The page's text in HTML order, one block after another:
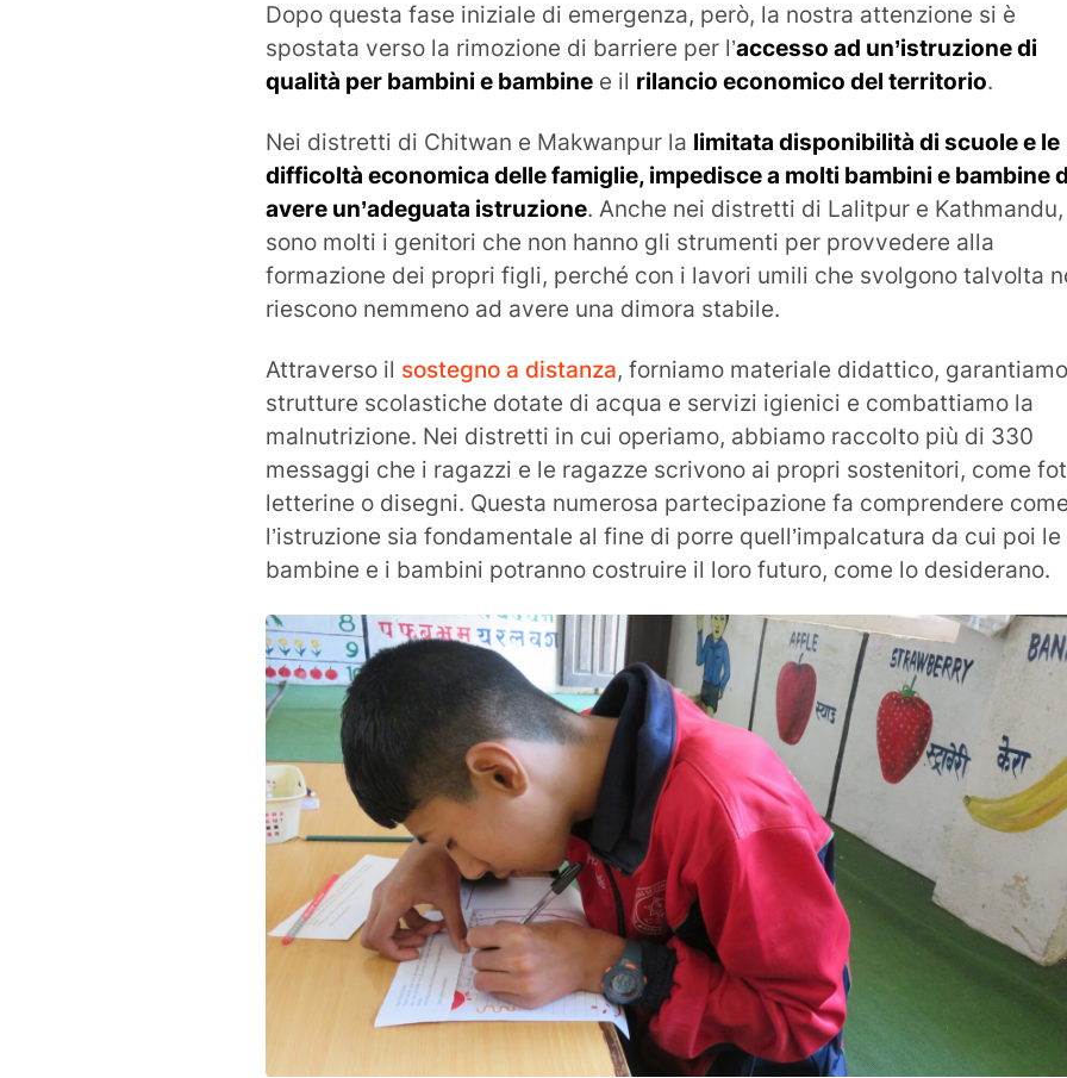
Dopo questa fase iniziale di emergenza, però, la nostra attenzione si è
spostata verso la rimozione di barriere per l’accesso ad un’istruzione di
qualità per bambini e bambine e il rilancio economico del territorio.
Nei distretti di Chitwan e Makwanpur la limitata disponibilità di scuole e le
difficoltà economica delle famiglie, impedisce a molti bambini e bambine
avere un’adeguata istruzione. Anche nei distretti di Lalitpur e Kathmandu,
sono molti i genitori che non hanno gli strumenti per provvedere alla
formazione dei propri figli, perché con i lavori umili che svolgono talvolta
riescono nemmeno ad avere una dimora stabile.
Attraverso il sostegno a distanza, forniamo materiale didattico,
strutture scolastiche dotate di acqua e servizi igienici e combattiamo la
malnutrizione. Nei distretti in cui operiamo, abbiamo raccolto più di 330
messaggi che i ragazzi e le ragazze scrivono ai propri sostenitori, come
letterine o disegni. Questa numerosa partecipazione fa comprendere
l’istruzione sia fondamentale al fine di porre quell’impalcatura da cui poi le
bambine e i bambini potranno costruire il loro futuro, come lo desiderano.